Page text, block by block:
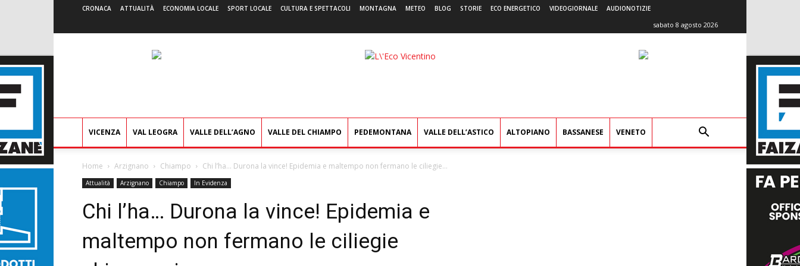
CRONACA ATTUALITÀ ECONOMIA LOCALE SPORT LOCALE CULTURA E SPETTACOLI MONTAGNA METEO BLOG STORIE ECO ENERGETICO VIDEOGIORNALE AUDIONOTIZIE
sabato 8 agosto 2026
L'Eco
VICENZA VAL LEOGRA VALLE DELL’AGNO VALLE DEL CHIAMPO PEDEMONTANA VALLE DELL’ASTICO ALTOPIANO BASSANESE VENETO
Home Arzignano Chiampo Chi l’ha… Durona la vince! Epidemia e maltempo non fermano le ciliegie...
Attualità Arzignano Chiampo In Evidenza
Chi l’ha… Durona la vince! Epidemia e
maltempo non fermano le ciliegie